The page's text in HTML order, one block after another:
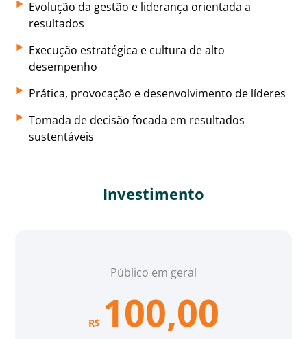
Evolução da gestão e liderança orientada a
resultados
Execução estratégica e cultura de alto
desempenho
Prática, provocação e desenvolvimento de líderes
Tomada de decisão focada em resultados
sustentáveis
Investimento
Público em geral
R$ 100,00